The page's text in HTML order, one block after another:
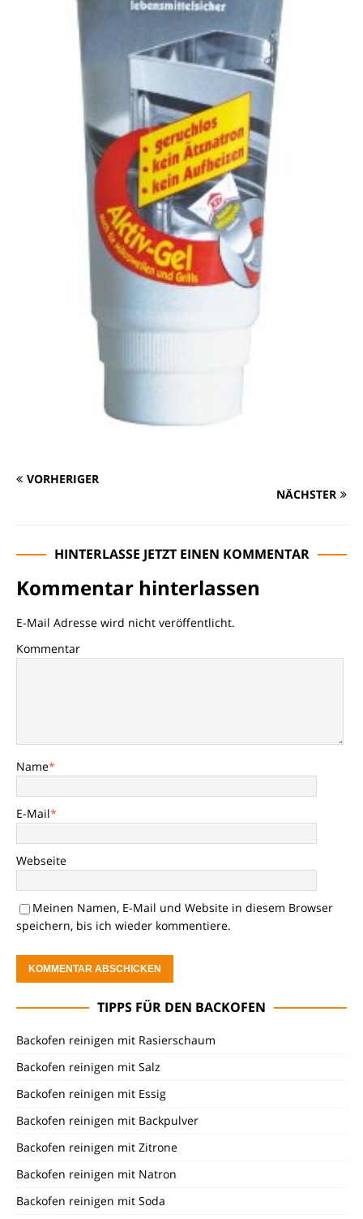
VORHERIGER
NÄCHSTER
HINTERLASSE JETZT EINEN KOMMENTAR
Kommentar hinterlassen
E-Mail Adresse wird nicht veröffentlicht.
Kommentar
Name*
E-Mail*
Webseite
Meinen Namen, E-Mail und Website in diesem Browser
speichern, bis ich wieder kommentiere.
TIPPS FÜR DEN BACKOFEN
Backofen reinigen mit Rasierschaum
Backofen reinigen mit Salz
Backofen reinigen mit Essig
Backofen reinigen mit Backpulver
Backofen reinigen mit Zitrone
Backofen reinigen mit Natron
Backofen reinigen mit Soda